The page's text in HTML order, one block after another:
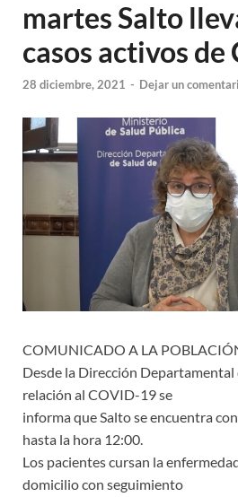
martes Salto
casos activos de
28 diciembre, 2021 - Dejar un
COMUNICADO A LA
Desde la Dirección Departamental
relación al COVID-19 se
informa que Salto se encuentra
hasta la hora 12:00.
Los pacientes cursan la
domicilio con seguimiento